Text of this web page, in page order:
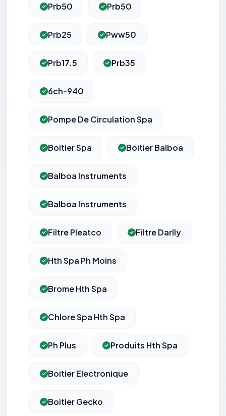
Prb50 Prb50
Prb25 Pww50
Prb17.5 Prb35
6ch-940
Pompe De Circulation Spa
Boitier Spa Boitier Balboa
Balboa Instruments
Balboa Instruments
Filtre Pleatco Filtre Darlly
Hth Spa Ph Moins
Brome Hth Spa
Chlore Spa Hth Spa
Ph Plus Produits Hth Spa
Boitier Electronique
Boitier Gecko